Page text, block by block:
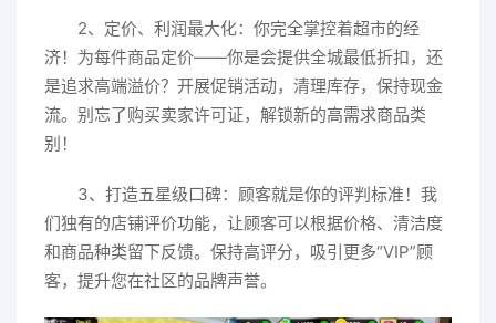
2、定价、利润最大化：你完全掌控着超市的经
济！为每件商品定价——你是会提供全城最低折扣，还
是追求高端溢价？开展促销活动，清理库存，保持现金
流。别忘了购买卖家许可证，解锁新的高需求商品类
别！
3、打造五星级口碑：顾客就是你的评判标准！我
们独有的店铺评价功能，让顾客可以根据价格、清洁度
和商品种类留下反馈。保持高评分，吸引更多“VIP”顾
客，提升您在社区的品牌声誉。